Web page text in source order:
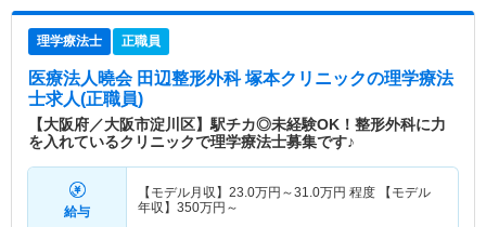
理学療法士 正職員
医療法人曉会 田辺整形外科 塚本クリニックの理学療法
士求人(正職員)
【大阪府／大阪市淀川区】駅チカ◎未経験OK！整形外科に力
を入れているクリニックで理学療法士募集です♪
給与
【モデル月収】 23.0万円～31.0万円 程度 【モデル
年収】 350万円～